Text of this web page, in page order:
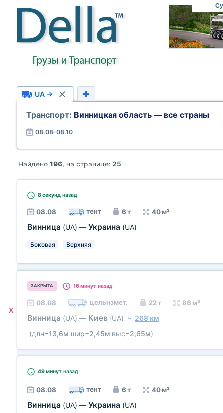
UA →
Транспорт: Винницкая область — все страны
08.08–08.10
Найдено 196, на странице: 25
8 секунд назад
08.08 тент 6 т 40 м³
Винница (UA) — Украина (UA)
Боковая Верхняя
X
ЗАКРЫТА 16 минут назад
08.08 цельномет. 22 т 86 м³
Винница (UA) — Киев (UA) ~ 268 км
(длн=13,6м шир=2,45м выс=2,65м)
49 минут назад
08.08 тент 6 т 40 м³
Винница (UA) — Украина (UA)